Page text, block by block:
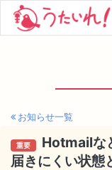
お知らせ一覧
重要
Hotmailな
届きにくい状態